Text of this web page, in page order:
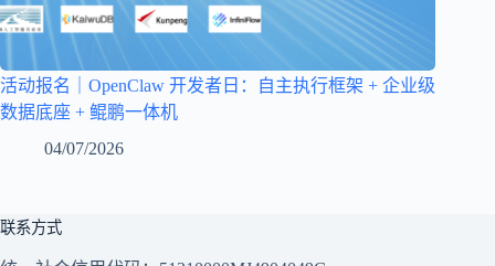
活动报名｜OpenClaw 开发者日：自主执行框架 + 企业级
数据底座 + 鲲鹏一体机
04/07/2026
联系方式